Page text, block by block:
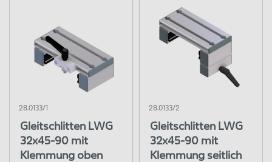
28.0133/1
Gleitschlitten LWG
32x45-90 mit
Klemmung oben
28.0133/2
Gleitschlitten LWG
32x45-90 mit
Klemmung seitlich